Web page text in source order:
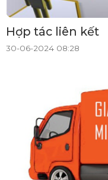
Hợp tác liên kết
30-06-2024 08:28